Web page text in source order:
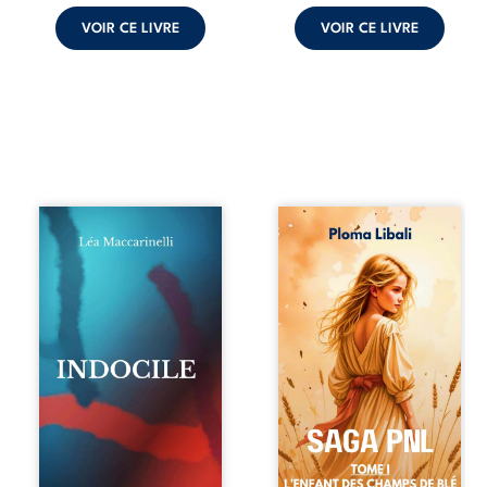
VOIR CE LIVRE VOIR CE LIVRE
Quatre parties.
Quatre refus.
Quatre visages
d’une existence en
friction. Entre les
silences qu’on ne
déchiffre pas, les
amours qu’on
dérange, les corps
qu’on administre
et les liens qu’on
sabote, cet
ouvrage parle à
Autrefois, les
champs d’Atlantis
vibraient sous le
vent et les enfants
couraient dans les
blés. Puis la
couronne plia le
genou, livrant son
peuple à l’ombre
d’Ivorny. À Atove,
Luwel aurait pu
disparaître dans
les ruines de son
destin ; pourtant,